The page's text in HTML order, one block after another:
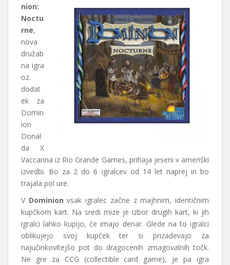
nion:
Noctu
rne,
nova
družab
na igra
oz.
dodat
ek za
Domin
ion
Donal
da X
Vaccarina iz Rio Grande Games, prihaja jeseni v ameriški
izvedbi. Bo za 2 do 6 igralcev od 14 let naprej in bo
trajala pol ure.
V Dominion vsak igralec začne z majhnim, identičnim
kupčkom kart. Na sredi mize je izbor drugih kart, ki jih
igralci lahko kupijo, če imajo denar. Glede na to igralci
oblikujejo svoj kupček ter si prizadevajo za
najučinkovitejšo pot do dragocenih zmagovalnih točk.
Ne gre za CCG (collectible card game), je pa igra